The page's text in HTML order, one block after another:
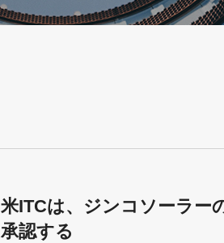
米ITCは、ジンコソーラー
承認する